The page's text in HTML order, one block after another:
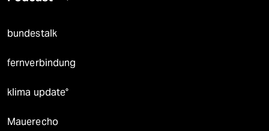
bundestalk
fernverbindung
klima update°
Mauerecho